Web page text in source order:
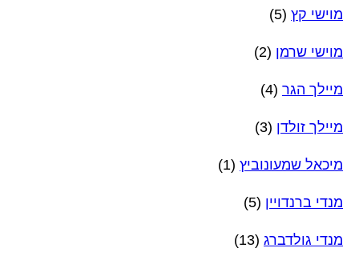
מוישי קץ (5)
מוישי שרמן (2)
מיילך הגר (4)
מיילך זולדן (3)
מיכאל שמעונוביץ (1)
מנדי ברנדויין (5)
מנדי גולדברג (13)